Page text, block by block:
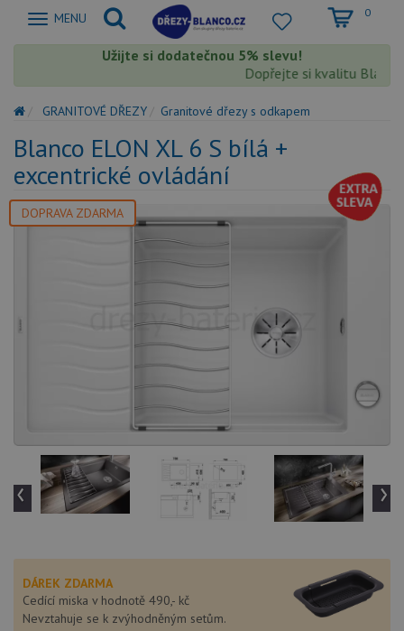
Zobrazit
MENU 0
Užijte si dodatečnou 5% slevu!
Dopřejte si kvalitu Blanco
GRANITOVÉ DŘEZY Granitové dřezy s odkapem
Blanco ELON XL 6 S bílá +
excentrické ovládání
DOPRAVA ZDARMA
‹ ›
DÁREK ZDARMA
Cedící miska v hodnotě 490,- kč
Nevztahuje se k zvýhodněným setům.